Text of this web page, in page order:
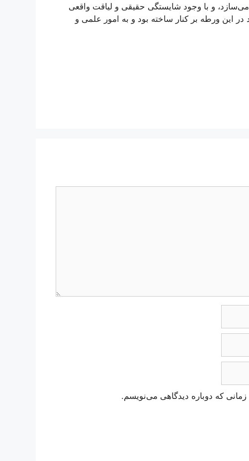
و با وجود شایستگی حقیقی و لیاقت واقعی
این ورطه بر کنار ساخته بود و به امور علمی و
که دوباره دیدگاهی می‌نویسم.